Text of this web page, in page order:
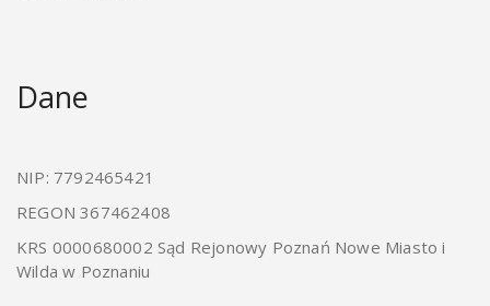
Dane
NIP: 7792465421
REGON 367462408
KRS 0000680002 Sąd Rejonowy Poznań Nowe Miasto i
Wilda w Poznaniu